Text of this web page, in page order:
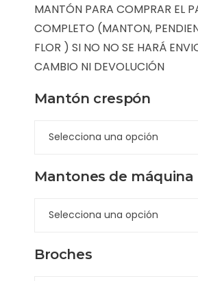
MANTÓN PARA COMPRAR EL
COMPLETO (MANTON,
FLOR ) SI NO NO SE HARÁ
CAMBIO NI DEVOLUCIÓN
Mantón crespón
Mantones de máquina
Broches